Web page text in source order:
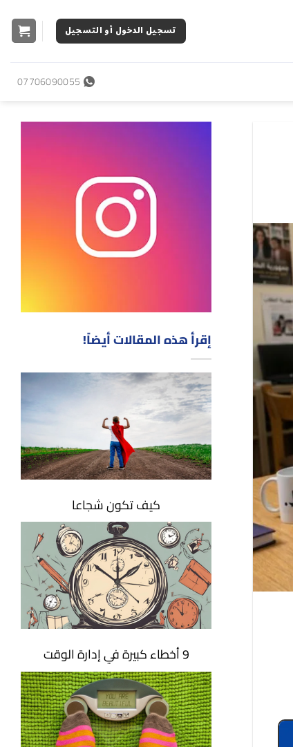
تسجيل الدخول أو التسجيل
07706090055
إقرأ هذه المقالات أيضاً!
كيف تكون شجاعا
9 أخطاء كبيرة في إدارة الوقت